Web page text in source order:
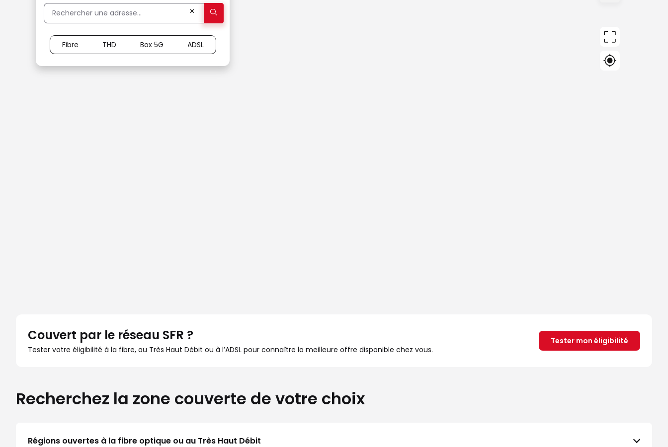
✕
Fibre THD Box 5G ADSL
Couvert par le réseau SFR ?
Tester votre éligibilité à la fibre, au Très Haut Débit ou à l’ADSL pour connaître la meilleure offre disponible chez vous.
Tester mon éligibilité
Recherchez la zone couverte de votre choix
Régions ouvertes à la fibre optique ou au Très Haut Débit